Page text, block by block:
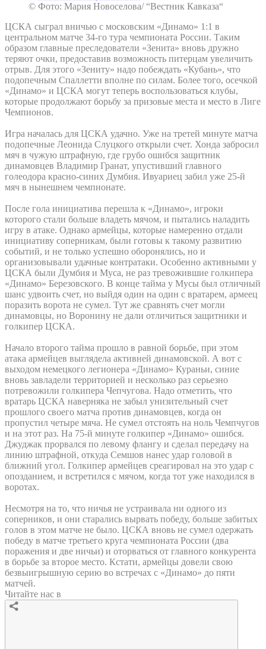
© Фото: Мария Новоселова/ “Вестник Кавказа“
ЦСКА сыграл вничью с московским «Динамо» 1:1 в
центральном матче 34-го тура чемпионата России. Таким
образом главные преследователи «Зенита» вновь дружно
теряют очки, предоставив возможность питерцам увеличить
отрыв. Для этого «Зениту» надо побеждать «Кубань», что
подопечным Спаллетти вполне по силам. Более того, осечкой
«Динамо» и ЦСКА могут теперь воспользоваться клубы,
которые продолжают борьбу за призовые места и место в Лиге
Чемпионов.
Игра началась для ЦСКА удачно. Уже на третей минуте матча
подопечные Леонида Слуцкого открыли счет. Хонда забросил
мяч в чужую штрафную, где грубо ошибся защитник
динамовцев Владимир Гранат, упустивший главного
голеодора красно-синих Думбия. Ивуариец забил уже 25-й
мяч в нынешнем чемпионате.
После гола инициатива перешла к «Динамо», игроки
которого стали больше владеть мячом, и пытались наладить
игру в атаке. Однако армейцы, которые намеренно отдали
инициативу соперникам, были готовы к такому развитию
событий, и не только успешно оборонялись, но и
организовывали удачные контратаки. Особенно активными у
ЦСКА были Думбия и Муса, не раз тревожившие голкипера
«Динамо» Березовского. В конце тайма у Мусы был отличный
шанс удвоить счет, но выйдя один на один с вратарем, армеец
поразить ворота не сумел. Тут же сравнять счет могли
динамовцы, но Воронину не дали отличиться защитники и
голкипер ЦСКА.
Начало второго тайма прошло в равной борьбе, при этом
атака армейцев выглядела активней динамовской. А вот с
выходом немецкого легионера «Динамо» Кураньи, синие
вновь завладели территорией и несколько раз серьезно
потревожили голкипера Чепчугова. Надо отметить, что
вратарь ЦСКА наверняка не забыл унизительный счет
прошлого своего матча против динамовцев, когда он
пропустил четыре мяча. Не сумел отстоять на ноль Чемпчугов
и на этот раз. На 75-й минуте голкипер «Динамо» ошибся.
Джуджак прорвался по левому флангу и сделал передачу на
линию штрафной, откуда Семшов нанес удар головой в
ближний угол. Голкипер армейцев среагировал на это удар с
опозданием, и встретился с мячом, когда тот уже находился в
воротах.
Несмотря на то, что ничья не устраивала ни одного из
соперников, и они старались вырвать победу, больше забитых
голов в этом матче не было. ЦСКА вновь не сумел одержать
победу в матче третьего круга чемпионата России (два
поражения и две ничьи) и оторваться от главного конкурента
в борьбе за второе место. Кстати, армейцы довели свою
безвыигрышную серию во встречах с «Динамо» до пяти
матчей.
Читайте нас в